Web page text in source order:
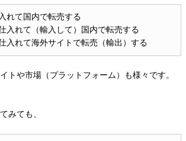
れて国内で転売する
入れて（輸入して）国内で転売する
入れて海外サイトで転売（輸出）する
トや市場（プラットフォーム）も様々です。
みても、